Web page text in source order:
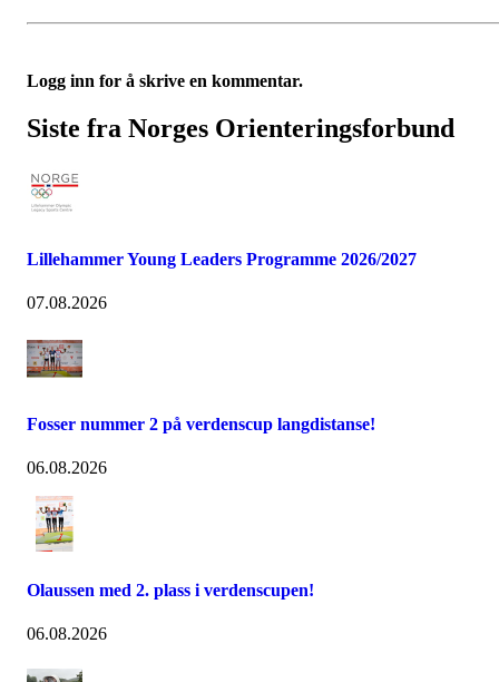
Logg inn for å skrive en kommentar.
Siste fra Norges Orienteringsforbund
Lillehammer Young Leaders Programme 2026/2027
07.08.2026
Fosser nummer 2 på verdenscup langdistanse!
06.08.2026
Olaussen med 2. plass i verdenscupen!
06.08.2026